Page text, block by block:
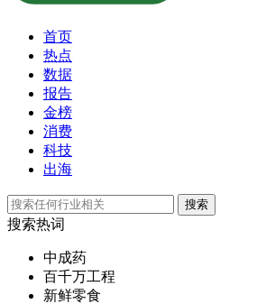
首页
热点
数据
报告
金榜
消费
科技
出海
搜索
搜索热词
中成药
百千万工程
新鲜零食